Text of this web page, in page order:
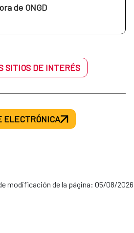
de ONGD
SITIOS DE INTERÉS
ELECTRÓNICA
modificación de la página: 05/08/2026